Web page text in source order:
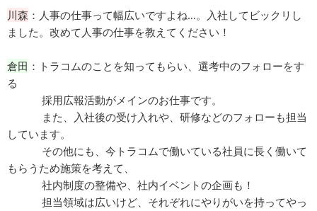
川森 ：人事の仕事って幅広いですよね…。入社してビックリし
ました。改めて人事の仕事を教えてください！
倉田 ：トラコムのことを知ってもらい、選考中のフォローをす
る
採用広報活動がメインのお仕事です。
また、入社後の受け入れや、研修などのフォローも担当
しています。
その他にも、今トラコムで働いている社員に長く働いて
もらうため施策を考えて、
社内制度の整備や、社内イベントの企画も！
担当領域は広いけど、それぞれにやりがいを持ってやっ